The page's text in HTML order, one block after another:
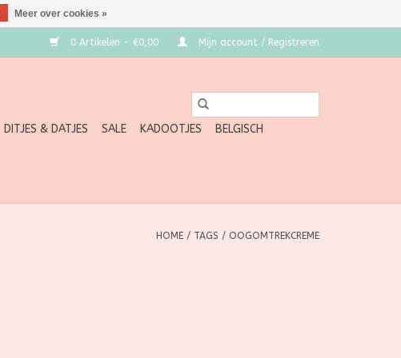
0 Artikelen - €0,00 Mijn account / Registreren
DITJES & DATJES SALE KADOOTJES
BELGISCH
HOME / TAGS / OOGOMTREKCREME
Meer over cookies »